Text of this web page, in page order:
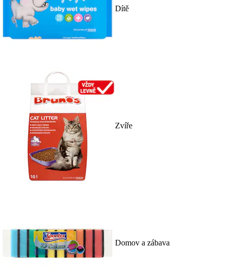
Dítě
Zvíře
Domov a zábava